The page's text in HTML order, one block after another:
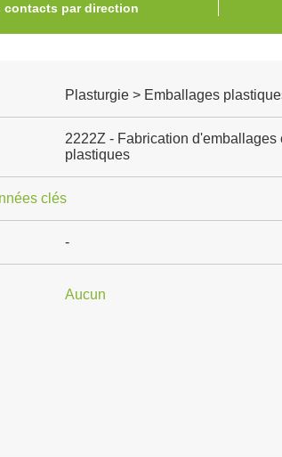
contacts par direction
Plasturgie > Emballages
2222Z - Fabrication d'emballages
plastiques
clés
-
Aucun